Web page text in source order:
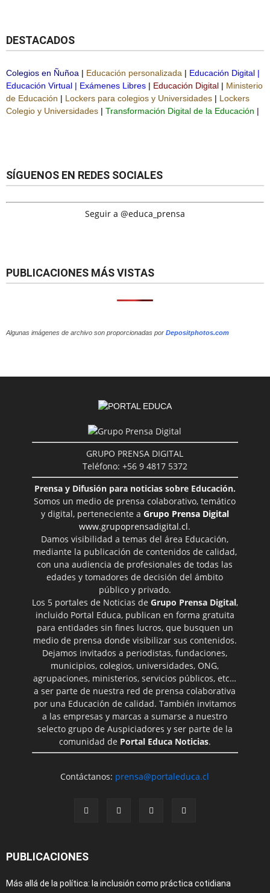
DESTACADOS
Colegios en Ñuñoa | Educación personalizada | Educación Digital |
Educación Virtual | Exámenes Libres | Educación Digital | Ministerio
de Educación | Lockers para colegios y Universidades | Lockers
Colegio y Universidades | Transformación Digital de la Educación |
SÍGUENOS EN REDES SOCIALES
Seguir a @educa_prensa
PUBLICACIONES MÁS VISTAS
Algunas imágenes de archivo son proporcionadas por Depositphotos.com
GRUPO PRENSA DIGITAL
Teléfono: +56 9 4817 5372
Prensa y Difusión para noticias sobre Educación.
Somos un medio de prensa colaborativo, temático
y digital, perteneciente a Grupo Prensa Digital
www.grupoprensadigital.cl.
Damos visibilidad a temas del área Educación,
mediante la publicación de contenidos de calidad,
con una audiencia de profesionales de todas las
edades y tomadores de decisión del ámbito
público y privado.
Los 5 portales de Noticias de Grupo Prensa Digital,
incluido Portal Educa, publican en forma gratuita
para entidades sin fines lucros, que busquen un
medio de prensa donde visibilizar sus contenidos.
Dejamos invitados a periodistas, fundaciones,
municipios, colegios, universidades, ONG,
agrupaciones, ministerios, servicios públicos, etc…
a ser parte de nuestra red de prensa colaborativa
por una Educación de calidad. También invitamos
a las empresas y marcas a sumarse a nuestro
selecto grupo de Auspiciadores y ser parte de la
comunidad de Portal Educa Noticias.
Contáctanos: prensa@portaleduca.cl
PUBLICACIONES
Más allá de la política: la inclusión como práctica cotidiana